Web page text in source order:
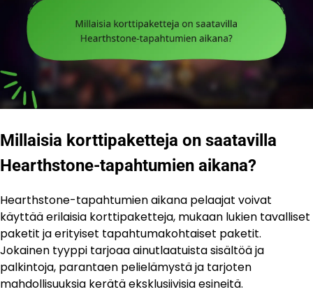
Millaisia korttipaketteja on saatavilla
Hearthstone-tapahtumien aikana?
Hearthstone-tapahtumien aikana pelaajat voivat
käyttää erilaisia korttipaketteja, mukaan lukien tavalliset
paketit ja erityiset tapahtumakohtaiset paketit.
Jokainen tyyppi tarjoaa ainutlaatuista sisältöä ja
palkintoja, parantaen pelielämystä ja tarjoten
mahdollisuuksia kerätä eksklusiivisia esineitä.